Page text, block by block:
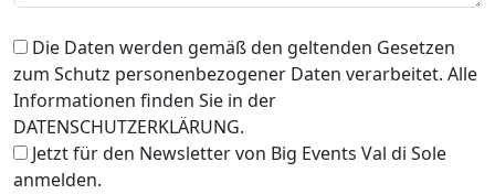
Die Daten werden gemäß den geltenden Gesetzen
zum Schutz personenbezogener Daten verarbeitet. Alle
Informationen finden Sie in der
DATENSCHUTZERKLÄRUNG.
Jetzt für den Newsletter von Big Events Val di Sole
anmelden.